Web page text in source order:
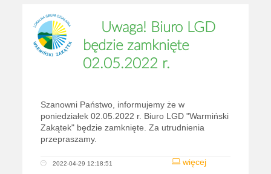
Uwaga! Biuro LGD
będzie zamknięte
02.05.2022 r.
Szanowni Państwo, informujemy że w
poniedziałek 02.05.2022 r. Biuro LGD "Warmiński
Zakątek" będzie zamknięte. Za utrudnienia
przepraszamy.
więcej
2022-04-29 12:18:51